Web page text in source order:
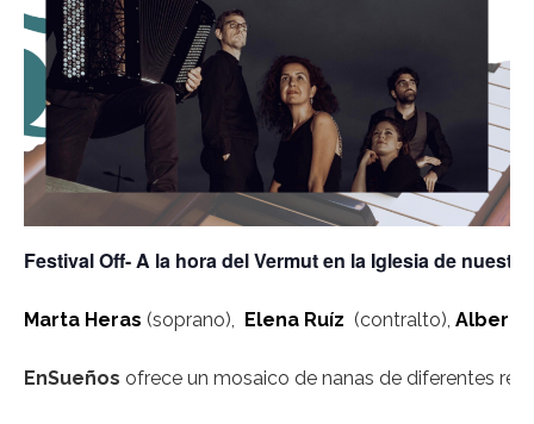
Festival Off- A la hora del Vermut en la Iglesia de
Marta Heras (soprano), Elena Ruíz (contralto), Alberto
EnSueños ofrece un mosaico de nanas de diferentes